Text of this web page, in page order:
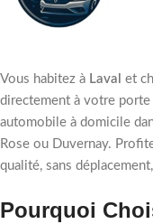
Vous habitez à Laval et
directement à votre porte
automobile à domicile
Rose ou Duvernay.
qualité, sans
Pourquoi